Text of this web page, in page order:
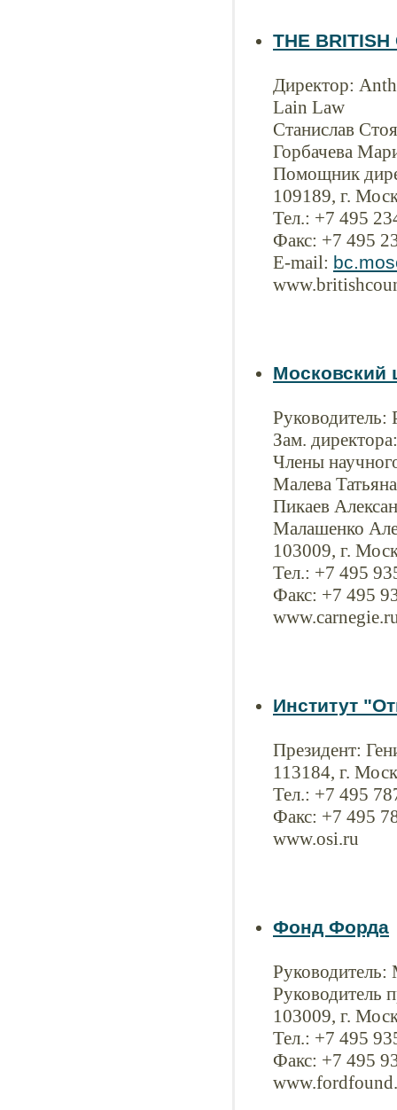
THE BRITISH
Директор:
Lain Law
Станислав
Горбачева
Помощник
109189, г.
Тел.: +7 495
Факс: +7 495
E-mail:
Московский
Зам.
Члены
Малева
Пикаев
Малашенко
103009, г.
Тел.: +7 495
Факс: +7 495
Институт
Президент:
113184, г.
Тел.: +7 495
Факс: +7 495
www.osi.ru
Фонд Форда
Руководитель
103009, г.
Тел.: +7 495
Факс: +7 495